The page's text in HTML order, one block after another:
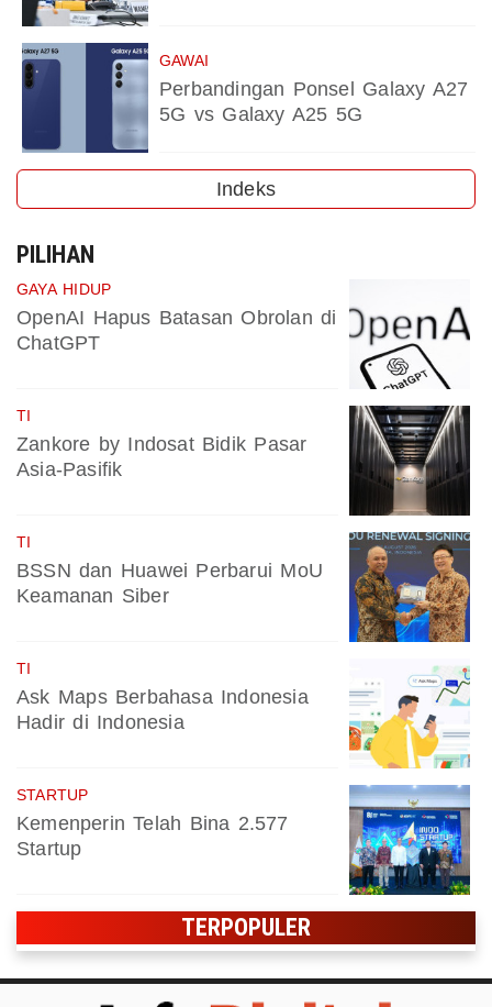
GAWAI
Perbandingan Ponsel Galaxy A27
5G vs Galaxy A25 5G
Indeks
PILIHAN
GAYA HIDUP
OpenAI Hapus Batasan Obrolan di
ChatGPT
TI
Zankore by Indosat Bidik Pasar
Asia-Pasifik
TI
BSSN dan Huawei Perbarui MoU
Keamanan Siber
TI
Ask Maps Berbahasa Indonesia
Hadir di Indonesia
STARTUP
Kemenperin Telah Bina 2.577
Startup
TERPOPULER